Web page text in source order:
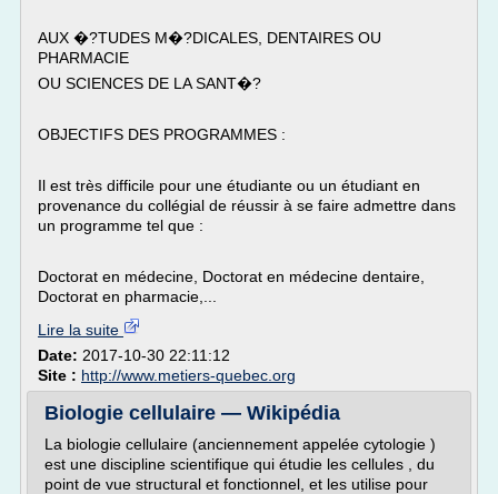
AUX �?TUDES M�?DICALES, DENTAIRES OU
PHARMACIE
OU SCIENCES DE LA SANT�?
OBJECTIFS DES PROGRAMMES :
Il est très difficile pour une étudiante ou un étudiant en
provenance du collégial de réussir à se faire admettre dans
un programme tel que :
Doctorat en médecine, Doctorat en médecine dentaire,
Doctorat en pharmacie,...
Lire la suite
Date: 2017-10-30 22:11:12
Site : http://www.metiers-quebec.org
Biologie cellulaire — Wikipédia
La biologie cellulaire (anciennement appelée cytologie )
est une discipline scientifique qui étudie les cellules , du
point de vue structural et fonctionnel, et les utilise pour